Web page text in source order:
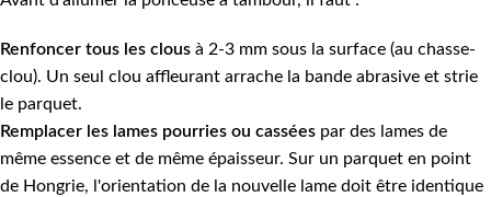
Renfoncer tous les clous à 2-3 mm sous la surface (au chasse-
clou). Un seul clou affleurant arrache la bande abrasive et strie
le parquet.
Remplacer les lames pourries ou cassées par des lames de
même essence et de même épaisseur. Sur un parquet en point
de Hongrie, l'orientation de la nouvelle lame doit être identique